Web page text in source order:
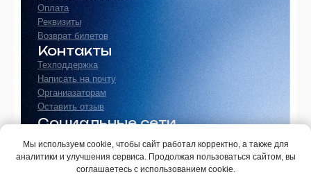
Мы используем cookie, чтобы сайт работал корректно, а также для
аналитики и улучшения сервиса. Продолжая пользоваться сайтом, вы
соглашаетесь с использованием cookie.
Оплата
Реквизиты
Возврат билетов
Контакты
Техподдержка
Написать на почту
Органиазаторам
Оставить отзыв
Социальные сети